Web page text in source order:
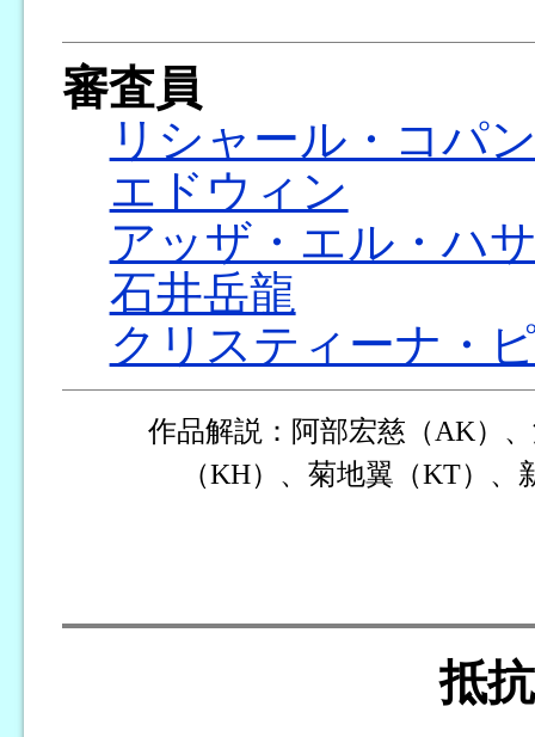
審査員
リシャール・コパ
エドウィン
アッザ・エル・ハ
石井岳龍
クリスティーナ・
作品解説：阿部宏慈（AK）
（KH）、菊地翼（KT）
抵